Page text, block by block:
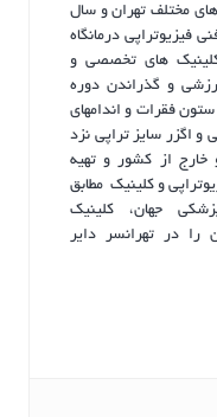
مختلف تهران و سال
فیزیوتراپی درمانگاه
کلینیک های تخصصی و
و گذراندن دوره
فقرات و اندامهای
و اگزر سایز تراپی نزد
از کشور و تهیه
و کلینیک مطابق
پزشکی جهان، کلینیک
را در تهرانسر دایر